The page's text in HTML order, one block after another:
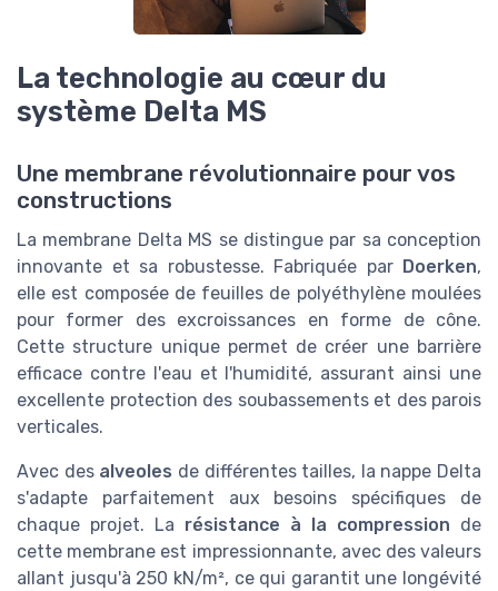
La technologie au cœur du
système Delta MS
Une membrane révolutionnaire pour vos
constructions
La membrane Delta MS se distingue par sa conception
innovante et sa robustesse. Fabriquée par Doerken,
elle est composée de feuilles de polyéthylène moulées
pour former des excroissances en forme de cône.
Cette structure unique permet de créer une barrière
efficace contre l'eau et l'humidité, assurant ainsi une
excellente protection des soubassements et des parois
verticales.
Avec des alveoles de différentes tailles, la nappe Delta
s'adapte parfaitement aux besoins spécifiques de
chaque projet. La résistance à la compression de
cette membrane est impressionnante, avec des valeurs
allant jusqu'à 250 kN/m², ce qui garantit une longévité